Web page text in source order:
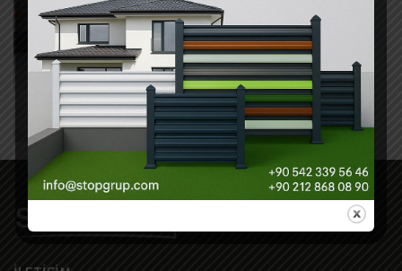
21/05/2021
BARIYER PROJELERI
Uşak Altınsar – Mantar Bariyer